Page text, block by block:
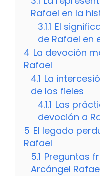
Rafael en la
3.1.1 El
de Rafael en
4 La devoción
Rafael
4.1 La
de los fieles
4.1.1 Las
devoción a
5 El legado
Rafael
5.1 Preguntas
Arcángel